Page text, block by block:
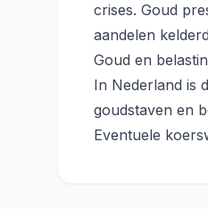
crises. Goud
aandelen
Goud en
In Nederland is
goudstaven en
Eventuele